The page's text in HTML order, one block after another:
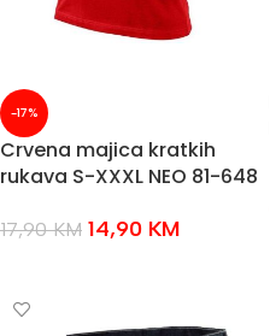
-17%
Crvena majica kratkih
rukava S-XXXL NEO 81-648
17,90KM 14,90 KM